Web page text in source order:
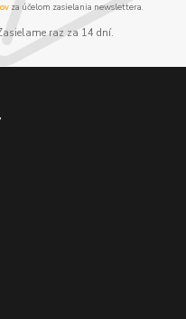
za účelom zasielania newslettera.
raz za 14 dní.